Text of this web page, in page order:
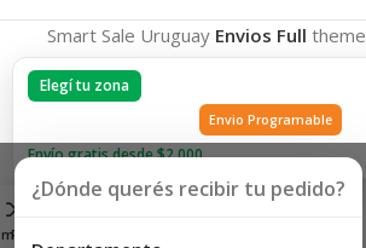
Elegí tu zona
Envio Programable
Envío gratis desde $2.000
Smart Sale Uruguay Envios Full theme
Commerce.
Favoritos
¿Dónde querés recibir tu pedido?